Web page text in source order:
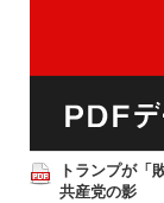
トランプが「
共産党の影